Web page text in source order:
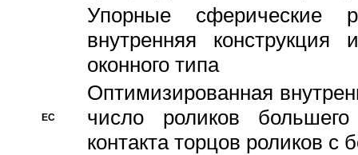
Упорные сферические
внутренняя
оконного типа
EC
Oптимизированная
число роликов
контакта торцов роликов с